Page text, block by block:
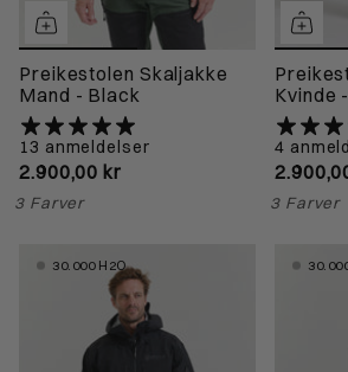
Preikestolen Skaljakke
Mand - Black
13 anmeldelser
2.900,00 kr
3 Farver
Kvinde
4
3 Farver
30.000 H2O